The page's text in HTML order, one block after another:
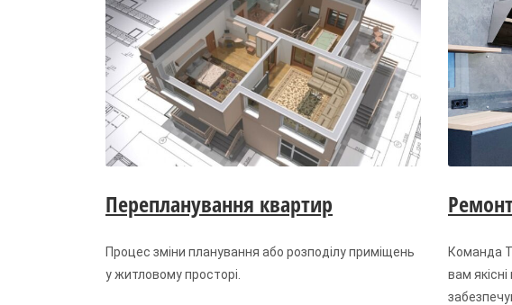
Перепланування квартир
Процес зміни планування або розподілу приміщень
у житловому просторі.
Команда
вам